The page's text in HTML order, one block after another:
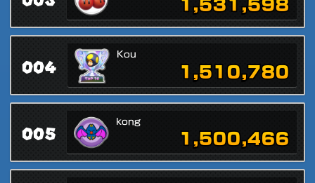
1,531,598
004
Kou
1,510,780
005
kong
1,500,466